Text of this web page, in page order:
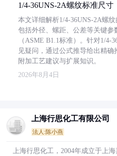
1/4-36UNS-2A螺纹标准尺寸
本文详细解析1/4-36UNS-2A螺
包括外径、螺距、公差等关键参
（ASME B1.1标准）。针对1/4-
见疑问，通过公式推导给出精
附加工艺建议与扩展知识。
2026年8月4日
上海行思化工有限公司
法人:陈小燕
上海行思化工，2004年成立于上